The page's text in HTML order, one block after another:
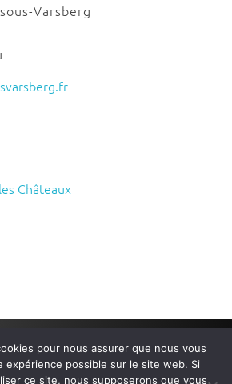
Varsberg
Châteaux
– Tous droits réservés – Réalisé
–Mentions légales– Politique de
pour nous assurer que nous vous
expérience possible sur le site web. Si
ce site, nous supposerons que vous